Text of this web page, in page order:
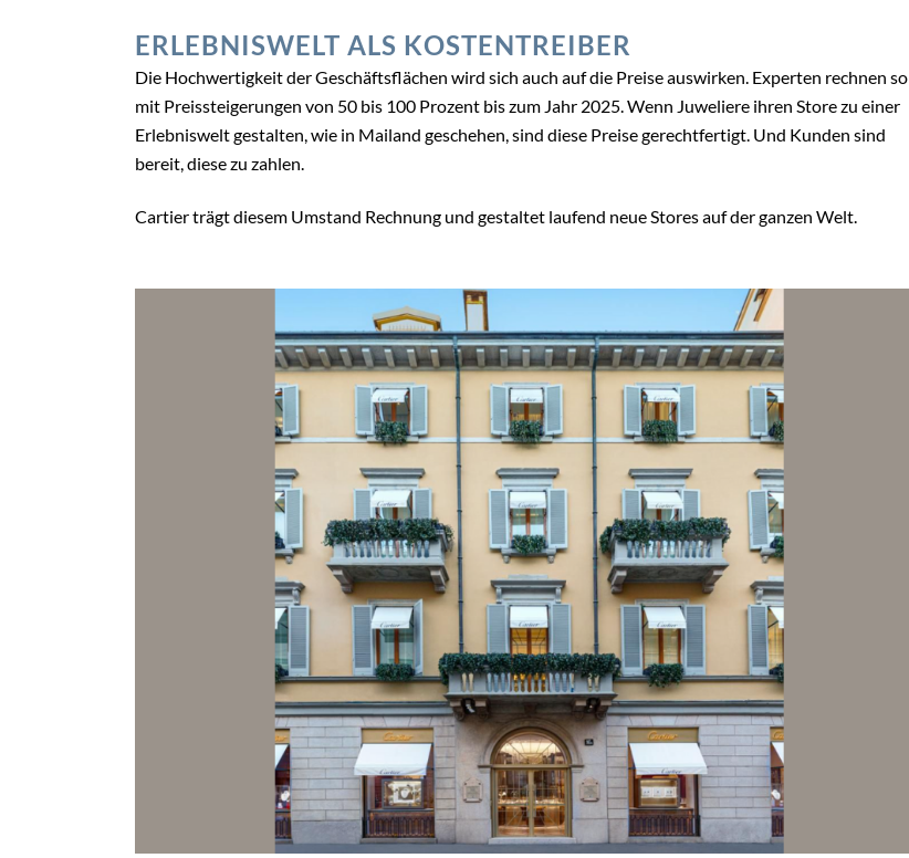
ERLEBNISWELT ALS KOSTENTREIBER
Die Hochwertigkeit der Geschäftsflächen wird sich auch auf die Preise auswirken. Experten rechnen so
mit Preissteigerungen von 50 bis 100 Prozent bis zum Jahr 2025. Wenn Juweliere ihren Store zu einer
Erlebniswelt gestalten, wie in Mailand geschehen, sind diese Preise gerechtfertigt. Und Kunden sind
bereit, diese zu zahlen.
Cartier trägt diesem Umstand Rechnung und gestaltet laufend neue Stores auf der ganzen Welt.